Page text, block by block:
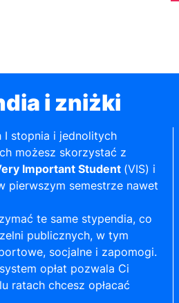
i zniżki
I stopnia i jednolitych
możesz skorzystać z
Important Student (VIS) i
pierwszym semestrze nawet
te same stypendia, co
publicznych, w tym
socjalne i zapomogi.
opłat pozwala Ci
ratach chcesz opłacać